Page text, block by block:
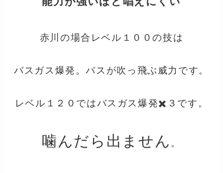
赤川の場合レベル１００の技は
バスガス爆発。バスが吹っ飛ぶ威力です。
レベル１２０ではバスガス爆発✖️３です。
噛んだら出ません 。